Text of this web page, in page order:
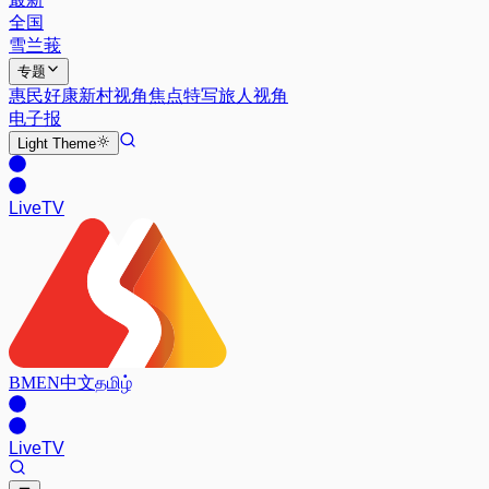
全国
雪兰莪
专题
惠民好康新村视角焦点特写旅人视角
电子报
Light Theme
LiveTV
BMEN中文தமிழ்
LiveTV